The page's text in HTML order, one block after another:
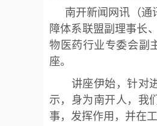
南开新闻网讯（通
障体系联盟副理事长
物医药行业专委会副
座。
讲座伊始，针对进
示，身为南开人，我
事，发挥作用，并在